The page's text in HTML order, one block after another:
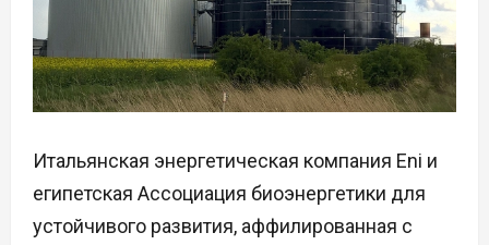
Итальянская энергетическая компания Eni и
египетская Ассоциация биоэнергетики для
устойчивого развития, аффилированная с